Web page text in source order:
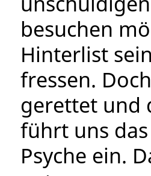
besuchen
Hinterlist
fressen.
gerettet und
führt uns
Psyche ein.